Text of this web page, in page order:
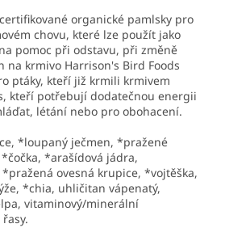
certifikované organické pamlsky pro
chovu, které lze použít jako
pomoc při odstavu, při změně
na krmivo Harrison's Bird Foods
ptáky, kteří již krmili krmivem
kteří potřebují dodatečnou energii
létání nebo pro obohacení.
*loupaný ječmen, *pražené
*arašídová jádra,
ovesná krupice, *vojtěška,
*chia, uhličitan vápenatý,
vitaminový/minerální